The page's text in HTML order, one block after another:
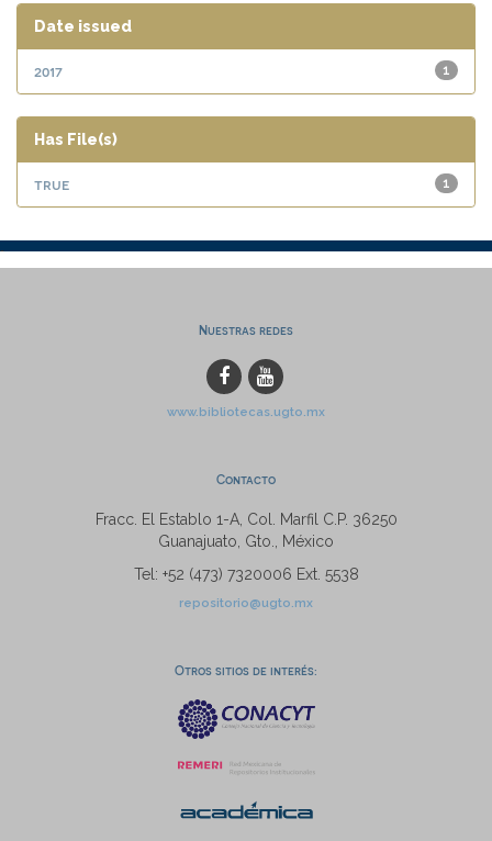
Date issued
1
2017
Has File(s)
1
true
Nuestras redes
www.bibliotecas.ugto.mx
Contacto
Fracc. El Establo 1-A, Col. Marfil C.P. 36250
Guanajuato, Gto., México
Tel: +52 (473) 7320006 Ext. 5538
repositorio@ugto.mx
Otros sitios de interés: